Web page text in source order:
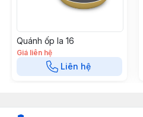
Quánh ốp la 16
Giá liên hệ
Liên hệ